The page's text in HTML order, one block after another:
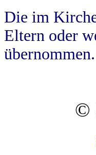
Die im
Eltern oder
übernommen.
©